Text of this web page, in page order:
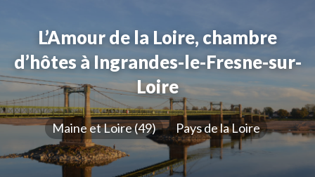
L’Amour de la Loire, chambre
d’hôtes à Ingrandes-le-Fresne-sur-
Loire
Maine et Loire (49) Pays de la Loire